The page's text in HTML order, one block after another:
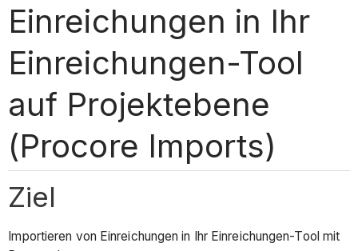
Einreichungen in Ihr
Einreichungen-Tool
auf Projektebene
(Procore Imports)
Ziel
Importieren von Einreichungen in Ihr Einreichungen-Tool mit